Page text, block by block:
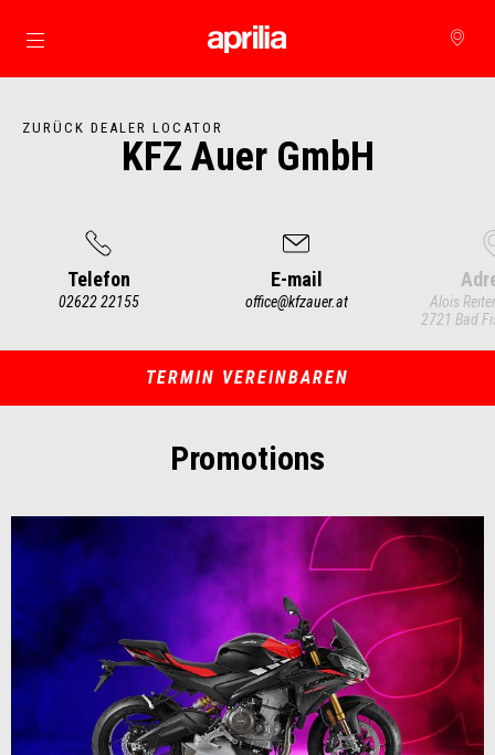
zurück zum Hauptinhalt
ZURÜCK DEALER LOCATOR
KFZ Auer GmbH
Telefon
02622 22155
E-mail
office@kfzauer.at
Alois
2721 Bad
of
TERMIN VEREINBAREN
Promotions